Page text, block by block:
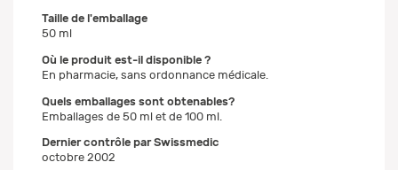
Taille de l'emballage
50 ml
Où le produit est-il disponible ?
En pharmacie, sans ordonnance médicale.
Quels emballages sont obtenables?
Emballages de 50 ml et de 100 ml.
Dernier contrôle par Swissmedic
octobre 2002